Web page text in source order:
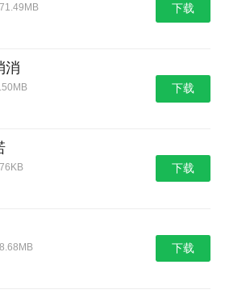
下载
消
下载
下载
下载